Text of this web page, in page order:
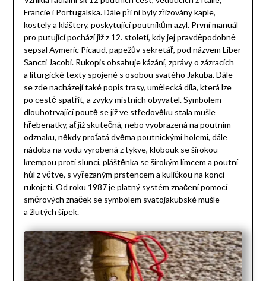
Francie i Portugalska. Dále při ní byly zřizovány kaple,
kostely a kláštery, poskytující poutníkům azyl. První manuál
pro putující pochází již z 12. století, kdy jej pravděpodobně
sepsal Aymeric Picaud, papežův sekretář, pod názvem Liber
Sancti Jacobi. Rukopis obsahuje kázání, zprávy o zázracích
a liturgické texty spojené s osobou svatého Jakuba. Dále
se zde nacházejí také popis trasy, umělecká díla, která lze
po cestě spatřit, a zvyky místních obyvatel. Symbolem
dlouhotrvající poutě se již ve středověku stala mušle
hřebenatky, ať již skutečná, nebo vyobrazená na poutním
odznaku, někdy proťatá dvěma poutnickými holemi, dále
nádoba na vodu vyrobená z tykve, klobouk se širokou
krempou proti slunci, pláštěnka se širokým límcem a poutní
hůl z větve, s vyřezaným prstencem a kuličkou na konci
rukojeti. Od roku 1987 je platný systém značení pomocí
směrových značek se symbolem svatojakubské mušle
a žlutých šipek.